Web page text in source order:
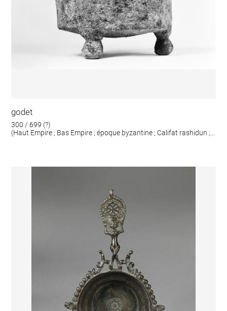
godet
300 / 699 (?)
(Haut Empire ; Bas Empire ; époque byzantine ; Califat rashidun ;